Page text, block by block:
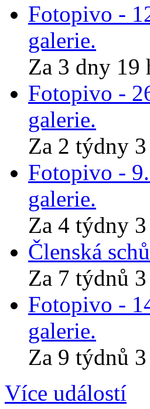
Fotopivo -
galerie.
Za 3 dny 19
Fotopivo -
galerie.
Za 2 týdny
Fotopivo -
galerie.
Za 4 týdny
Členská
Za 7 týdnů
Fotopivo -
galerie.
Za 9 týdnů
Více událostí